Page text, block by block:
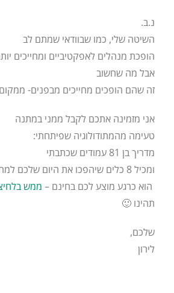
נ.ב.
השיטה שלי, כמו שבוודאי שמתם לב
הופכת מנהלים לאפקטיביים ומחייכים
אבל מה שחשוב
זה שהם הופכים מחייכים מבפנים-
אני מזמינה אתכם לקבל ממני במתנה
טעימה מהמתודולוגיה שפיתחתי:
מדריך בן 81 עמודים שכתבתי
ומכיל 8 כלים שיהפכו את היום שלכם למחויך ואפקטיבי.
הוא כרגע מוצע לכם בחינם – ממש
תהינו 🙂
שלכם,
לירון